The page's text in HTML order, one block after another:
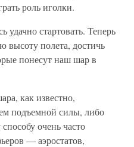
роль иголки.
удачно стартовать. Теперь
высоту полета, достичь
понесут наш шар в
как известно,
подъемной силы, либо
очень часто
— аэростатов,